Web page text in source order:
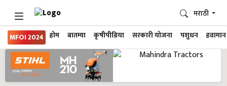
MFOI 2024 होम बातम्या कृषीपीडिया सरकारी योजना पशुधन हवामान
मराठी